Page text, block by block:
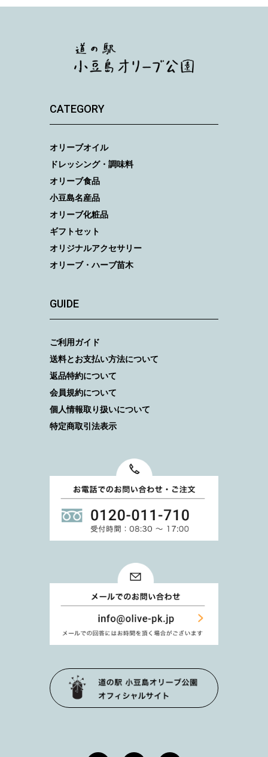
CATEGORY
オリーブオイル
ドレッシング・調味料
オリーブ食品
小豆島名産品
オリーブ化粧品
ギフトセット
オリジナルアクセサリー
オリーブ・ハーブ苗木
GUIDE
ご利用ガイド
送料とお支払い方法について
返品特約について
会員規約について
個人情報取り扱いについて
特定商取引法表示